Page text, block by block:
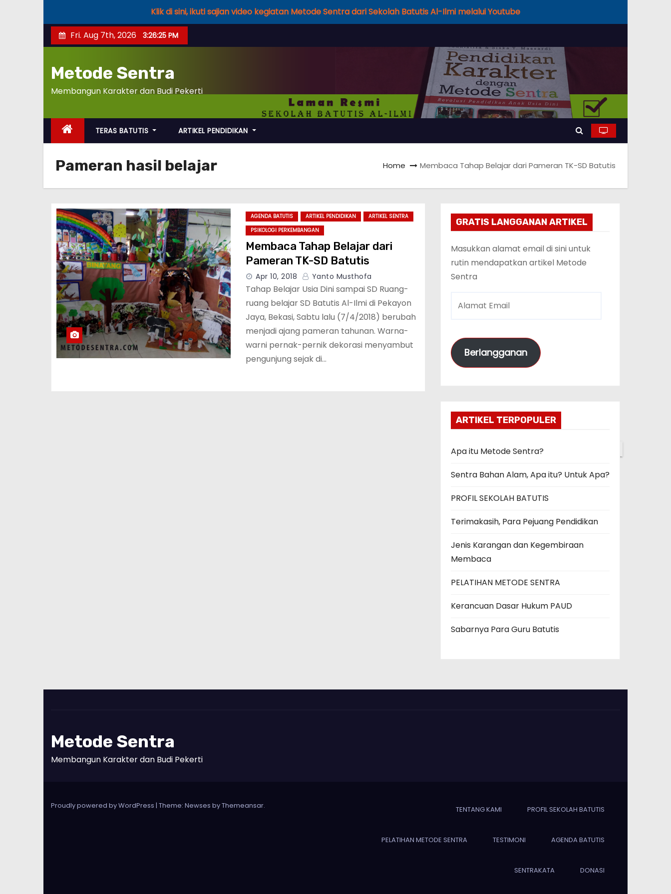
Klik di sini, ikuti sajian video kegiatan Metode Sentra dari Sekolah Batutis Al-Ilmi melalui Youtube
k
n
Fri. Aug 7th, 2026 3:26:25 PM
Metode Sentra
Membangun Karakter dan Budi Pekerti
TERAS BATUTIS ARTIKEL PENDIDIKAN
Pameran hasil belajar Home Membaca Tahap Belajar dari Pameran TK-SD Batutis
AGENDA BATUTIS ARTIKEL PENDIDIKAN
ARTIKEL SENTRA
PSIKOLOGI PERKEMBANGAN
Membaca Tahap Belajar dari
Pameran TK-SD Batutis
Apr 10, 2018 Yanto Musthofa
Tahap Belajar Usia Dini sampai SD Ruang-
ruang belajar SD Batutis Al-Ilmi di Pekayon
Jaya, Bekasi, Sabtu lalu (7/4/2018) berubah
menjadi ajang pameran tahunan. Warna-
warni pernak-pernik dekorasi menyambut
pengunjung sejak di…
GRATIS LANGGANAN ARTIKEL
Masukkan alamat email di sini untuk
rutin mendapatkan artikel Metode
Sentra
m
a
a
Berlangganan
ARTIKEL TERPOPULER
Apa itu Metode Sentra?
Sentra Bahan Alam, Apa itu? Untuk Apa?
PROFIL SEKOLAH BATUTIS
Terimakasih, Para Pejuang Pendidikan
Jenis Karangan dan Kegembiraan
Membaca
PELATIHAN METODE SENTRA
Kerancuan Dasar Hukum PAUD
Sabarnya Para Guru Batutis
Metode Sentra
Membangun Karakter dan Budi Pekerti
Proudly powered by WordPress | Theme: Newses byThemeansar. TENTANG KAMI PROFIL SEKOLAH BATUTIS
PELATIHAN METODE SENTRA TESTIMONI AGENDA BATUTIS
SENTRAKATA DONASI